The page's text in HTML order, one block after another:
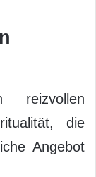
reizvollen
die
Angebot